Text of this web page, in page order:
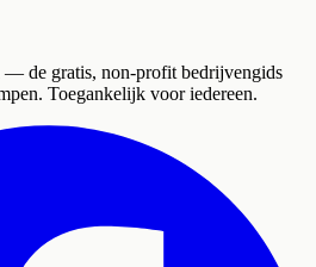
— de gratis, non-profit bedrijvengids
Toegankelijk voor iedereen.